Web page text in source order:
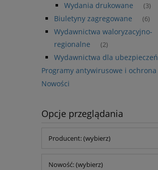
Wydania drukowane (3)
Biuletyny zagregowane (6)
Wydawnictwa waloryzacyjno-
regionalne
(2)
Wydawnictwa dla ubezpieczeń
Programy antywirusowe i ochrona
Nowości
Opcje przeglądania
Producent: (wybierz)
Nowość: (wybierz)